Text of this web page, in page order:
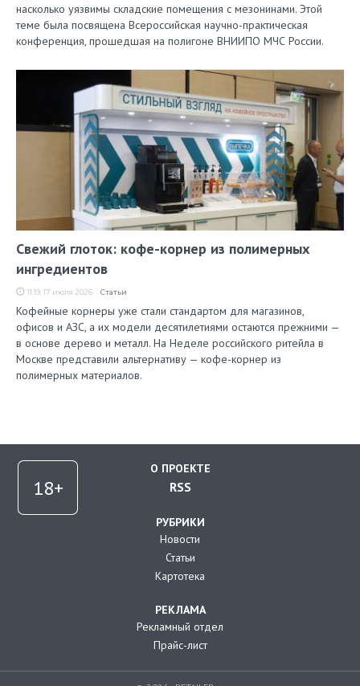
насколько уязвимы складские помещения с мезонинами. Этой
теме была посвящена Всероссийская научно-практическая
конференция, прошедшая на полигоне ВНИИПО МЧС России.
Свежий глоток: кофе-корнер из полимерных
ингредиентов
11:19, 17 июля 2026 Статьи
Кофейные корнеры уже стали стандартом для магазинов,
офисов и АЗС, а их модели десятилетиями остаются прежними —
в основе дерево и металл. На Неделе российского ритейла в
Москве представили альтернативу — кофе-корнер из
полимерных материалов.
О ПРОЕКТЕ
RSS
РУБРИКИ
Новости
Статьи
Картотека
РЕКЛАМА
Рекламный отдел
Прайс-лист